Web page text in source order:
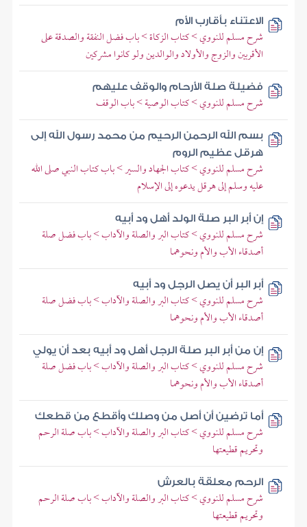
الاعتناء بأقارب الأم
شرح مسلم للنووي > كتاب الزكاة > باب فضل النفقة والصدقة على
الأقربين والزوج والأولاد والوالدين ولو كانوا مشركين
فضيلة صلة الأرحام والوقف عليهم
شرح مسلم للنووي > كتاب الوصية > باب الوقف
بسم الله الرحمن الرحيم من محمد رسول الله إلى
هرقل عظيم الروم
شرح مسلم للنووي > كتاب الجهاد والسير > باب كتاب النبي صلى الله
عليه وسلم إلى هرقل يدعوه إلى الإسلام
إن أبر البر صلة الولد أهل ود أبيه
شرح مسلم للنووي > كتاب البر والصلة والآداب > باب فضل صلة
أصدقاء الأب والأم ونحوهما
أبر البر أن يصل الرجل ود أبيه
شرح مسلم للنووي > كتاب البر والصلة والآداب > باب فضل صلة
أصدقاء الأب والأم ونحوهما
إن من أبر البر صلة الرجل أهل ود أبيه بعد أن يولي
شرح مسلم للنووي > كتاب البر والصلة والآداب > باب فضل صلة
أصدقاء الأب والأم ونحوهما
أما ترضين أن أصل من وصلك وأقطع من قطعك
شرح مسلم للنووي > كتاب البر والصلة والآداب > باب صلة الرحم
وتحريم قطيعتها
الرحم معلقة بالعرش
شرح مسلم للنووي > كتاب البر والصلة والآداب > باب صلة الرحم
وتحريم قطيعتها